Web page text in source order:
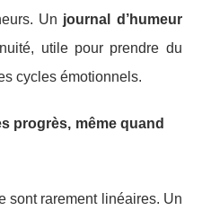
Un journal d’humeur
utile pour prendre du
cycles émotionnels.
progrès, même quand
sont rarement linéaires. Un